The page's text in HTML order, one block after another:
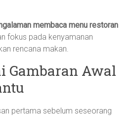
membaca menu restoran
fokus pada kenyamanan
rencana makan.
Gambaran Awal
pertama sebelum seseorang